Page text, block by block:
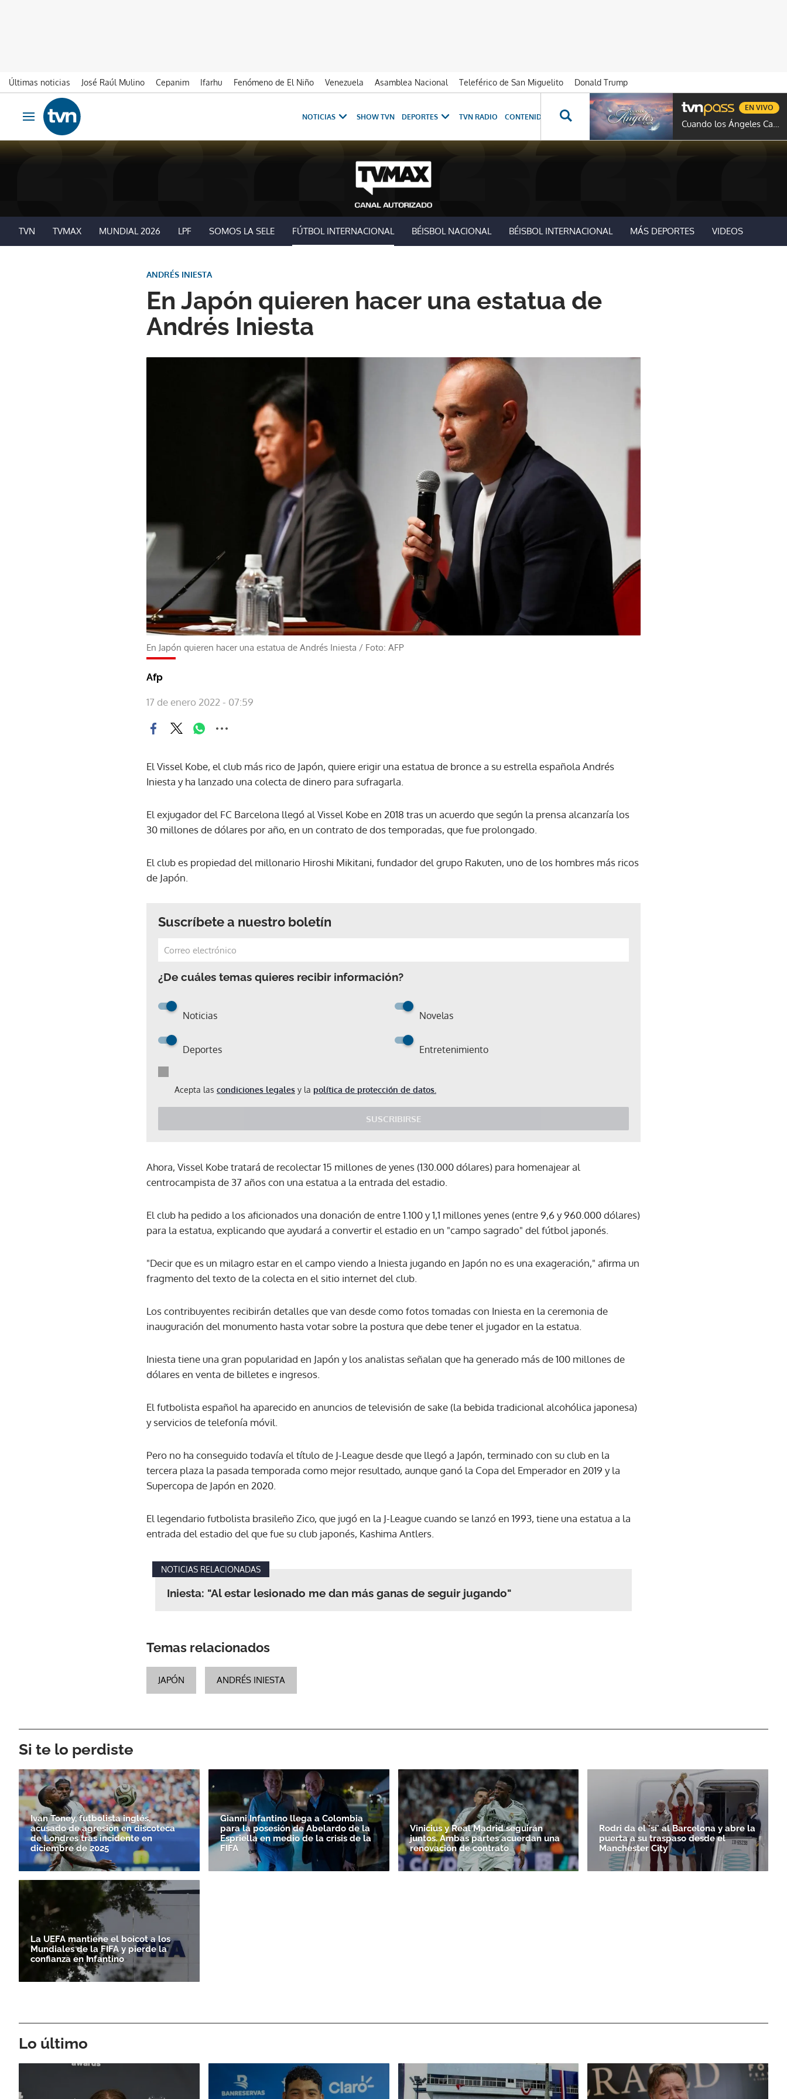
Últimas noticias José Raúl Mulino Cepanim Ifarhu Fenómeno de El Niño Venezuela Asamblea Nacional Teleférico de San Miguelito
Donald Trump
Ir al contenido
Obrir navegació
NOTICIAS SHOW TVN DEPORTES TVN RADIO CONTENIDOS ESPECIALES NOVELAS PROGRAMAS GENTE TVN
Cuando los Ángeles Caen
EN VIVO
TVN TVMAX MUNDIAL 2026 LPF SOMOS LA SELE FÚTBOL INTERNACIONAL BÉISBOL NACIONAL BÉISBOL INTERNACIONAL MÁS DEPORTES VIDEOS
En Japón quieren hacer una estatua de
Andrés Iniesta
ANDRÉS INIESTA
En Japón quieren hacer una estatua de Andrés Iniesta / Foto: AFP
Afp
17 de enero 2022 - 07:59
El Vissel Kobe, el club más rico de Japón, quiere erigir una estatua de bronce a su estrella española Andrés
Iniesta y ha lanzado una colecta de dinero para sufragarla.
El exjugador del FC Barcelona llegó al Vissel Kobe en 2018 tras un acuerdo que según la prensa alcanzaría los
30 millones de dólares por año, en un contrato de dos temporadas, que fue prolongado.
El club es propiedad del millonario Hiroshi Mikitani, fundador del grupo Rakuten, uno de los hombres más ricos
de Japón.
Suscríbete a nuestro boletín
¿De cuáles temas quieres recibir información?
Noticias Novelas
Deportes Entretenimiento
Acepta las condiciones legales y la política de protección de datos.
SUSCRIBIRSE
Gracias por suscribirte a nuestro boletín.
Ahora, Vissel Kobe tratará de recolectar 15 millones de yenes (130.000 dólares) para homenajear al
centrocampista de 37 años con una estatua a la entrada del estadio.
El club ha pedido a los aficionados una donación de entre 1.100 y 1,1 millones yenes (entre 9,6 y 960.000 dólares)
para la estatua, explicando que ayudará a convertir el estadio en un "campo sagrado" del fútbol japonés.
"Decir que es un milagro estar en el campo viendo a Iniesta jugando en Japón no es una exageración," afirma un
fragmento del texto de la colecta en el sitio internet del club.
Los contribuyentes recibirán detalles que van desde como fotos tomadas con Iniesta en la ceremonia de
inauguración del monumento hasta votar sobre la postura que debe tener el jugador en la estatua.
Iniesta tiene una gran popularidad en Japón y los analistas señalan que ha generado más de 100 millones de
dólares en venta de billetes e ingresos.
El futbolista español ha aparecido en anuncios de televisión de sake (la bebida tradicional alcohólica japonesa)
y servicios de telefonía móvil.
Pero no ha conseguido todavía el título de J-League desde que llegó a Japón, terminado con su club en la
tercera plaza la pasada temporada como mejor resultado, aunque ganó la Copa del Emperador en 2019 y la
Supercopa de Japón en 2020.
El legendario futbolista brasileño Zico, que jugó en la J-League cuando se lanzó en 1993, tiene una estatua a la
entrada del estadio del que fue su club japonés, Kashima Antlers.
NOTICIAS RELACIONADAS
Iniesta: "Al estar lesionado me dan más ganas de seguir jugando"
Temas relacionados
JAPÓN ANDRÉS INIESTA
Si te lo perdiste
Ivan Toney, futbolista inglés,
acusado de agresión en discoteca
de Londres tras incidente en
diciembre de 2025
Gianni Infantino llega a Colombia
para la posesión de Abelardo de la
Espriella en medio de la crisis de la
FIFA
Vinicius y Real Madrid seguirán
juntos. Ambas partes acuerdan una
renovación de contrato
Rodri da el 'sí' al Barcelona y abre la
puerta a su traspaso desde el
Manchester City
La UEFA mantiene el boicot a los
Mundiales de la FIFA y pierde la
confianza en Infantino
Lo último